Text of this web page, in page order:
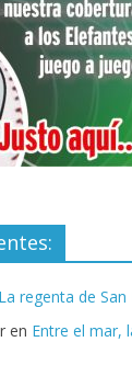
La regenta de
en Entre el mar,